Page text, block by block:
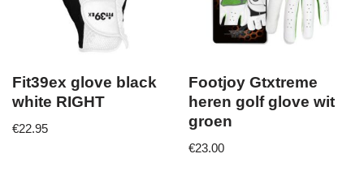
Fit39ex glove black
white RIGHT
€22.95
Footjoy Gtxtreme
heren golf glove wit
groen
€23.00